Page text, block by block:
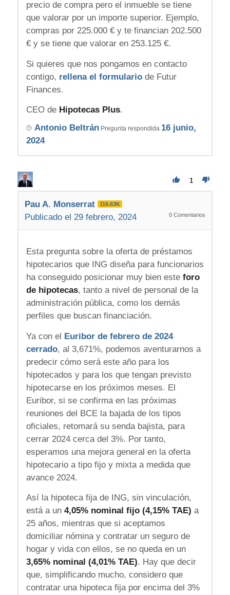
precio de compra pero el inmueble se tiene
que valorar por un importe superior. Ejemplo,
compras por 225.000 € y te financian 202.500
€ y se tiene que valorar en 253.125 €.
Si quieres que nos pongamos en contacto
contigo, rellena el formulariode Futur
Finances.
CEO de Hipotecas Plus.
Antonio BeltránPregunta respondida 16 junio,
2024
1
Pau A. Monserrat 116.63K
Publicado el 29 febrero, 2024 0 Comentarios
Esta pregunta sobre la oferta de préstamos
hipotecarios que ING diseña para funcionarios
ha conseguido posicionar muy bien este foro
de hipotecas, tanto a nivel de personal de la
administración pública, como los demás
perfiles que buscan financiación.
Ya con el Euribor de febrero de 2024
cerrado, al 3,671%, podemos aventurarnos a
predecir cómo será este año para los
hipotecados y para los que tengan previsto
hipotecarse en los próximos meses. El
Euribor, si se confirma en las próximas
reuniones del BCE la bajada de los tipos
oficiales, retomará su senda bajista, para
cerrar 2024 cerca del 3%. Por tanto,
esperamos una mejora general en la oferta
hipotecario a tipo fijo y mixta a medida que
avance 2024.
Así la hipoteca fija de ING, sin vinculación,
está a un 4,05% nominal fijo (4,15% TAE) a
25 años, mientras que si aceptamos
domiciliar nómina y contratar un seguro de
hogar y vida con ellos, se no queda en un
3,65% nominal (4,01% TAE). Hay que decir
que, simplificando mucho, considero que
contratar una hipoteca fija por encima del 3%